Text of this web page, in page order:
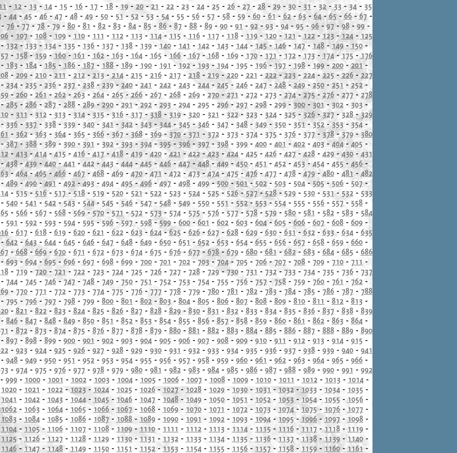
- 12 - 13 - 14 - 15 - 16 - 17 - 18 - 19 - 20 - 21 - 22 - 23 - 24 - 25 - 26 - 27 - 28 - 29 - 30 - 31 - 32 - 33 - 34 - 35
- 44-45 - 46- 47 - 48- 49- 50- 51 - 52- 53 - 54- 55 - 56- 57 - 58- 59- 60- 61 - 62- 63-64-65- 66- 67 -
- 76-77 - 78- 79- 80- 81 - 82- 83 - 84- 85 - 86- 87 - 88- 89- 90- 91 - 92- 93 - 94- 95 - 96- 97 - 98- 99-
- 107- 108- 109- 110- 111 - 112- 113 - 114- 115 - 116- 117 - 118- 119-120- 121 -122-123 -124- 125
- 132- 133 - 134 - 135 - 136 - 137 - 138 - 139 - 140 - 141 - 142 - 143 - 144- 145 - 146- 147- 148 - 149- 150 -
- 158-159- 160- 161 - 162- 163 - 164- 165 - 166- 167 - 168- 169- 170- 171-172- 173 - 174-175 -176
- 183 -184- 185 - 186 - 187 - 188 - 189 - 190 - 191 - 192 - 193 - 194 - 195 - 196-197 - 198 - 199 - 200-201-
- 209- 210- 211 - 212- 213- 214- 215 - 216- 217 - 218- 219-220- 221 - 222-223 - 224- 225 - 226- 227
- 234 - 235 - 236 - 237 - 238 -239 - 240 - 241 - 242 - 243 -244 - 245- 246 - 247 - 248-249- 250 - 251 - 252 -
- 260- 261 - 262- 263- 264- 265-266- 267 - 268- 269- 270- 271 - 272- 273 - 274-275- 276- 277 - 278
-285 - 286 - 287 - 288 - 289-290 - 291 - 292 - 293 - 294 - 295 - 296- 297 - 298 - 299 - 300 - 301 - 302 - 303 -
- 311 - 312- 313 - 314- 315- 316-317 - 318- 319- 320- 321 - 322- 323 - 324- 325 - 326-327-328-329
- 336- 337 - 338 - 339 - 340- 341 - 342 - 343 - 344- 345 - 346 - 347 - 348 - 349 - 350 - 351 -352 -353 - 354-
- 362- 363 - 364- 365 - 366- 367 - 368- 369- 370- 371 - 372- 373 - 374- 375- 376- 377- 378-379- 380
387- 388 - 389 - 390 - 391 - 392 - 393 - 394- 395- 396 - 397 - 398 - 399 - 400 - 401 - 402 - 403-404- 405-
- 413 - 414-415 - 416- 417 - 418- 419- 420-421-422-423 -424- 425 - 426- 427- 428- 429-430-431
438-439 - 440- 441 - 442- 443 - 444 - 445 - 446 -447 - 448-449- 450 - 451 - 452 - 453 -454 - 455 - 456 -
-464-465- 466-467 - 468- 469- 470- 471 - 472-473-474-475-476- 477 - 478-479- 480- 481 -482
-489 -490-491 - 492 - 493 - 494 - 495 -496 - 497 - 498 - 499 -500-501- 502- 503 - 504 - 505- 506 - 507-
-515-516- 517-518- 519- 520- 521 - 522- 523 - 524- 525 - 526-527 -528-529- 530- 531- 532- 533
- 540 - 541 - 542 - 543 - 544- 545 - 546 - 547 - 548 - 549 - 550 - 551 - 552- 553- 554 - 555 - 556 - 557- 558 -
- 566- 567 - 568- 569-570-571 -572- 573 - 574- 575 - 576-577- 578- 579- 580- 581 - 582- 583 - 584
- 591 - 592 - 593 - 594 - 595-596 -597 - 598 -599 - 600 - 601 - 602 - 603 - 604- 605 -606 - 607 - 608 - 609 -
- 617 - 618- 619- 620- 621 - 622- 623 - 624-625- 626- 627 - 628- 629- 630- 631-632- 633- 634- 635
-642 -643 - 644 - 645 - 646 - 647 - 648 - 649 - 650 - 651 - 652 - 653 - 654 - 655 - 656 - 657 - 658 - 659 - 660 -
- 668-669- 670- 671 - 672- 673 - 674- 675 - 676- 677-678- 679- 680- 681 - 682- 683 - 684- 685 - 686
- 693 -694 -695 - 696 - 697 - 698 - 699 - 700 - 701 - 702 -703 - 704 - 705 - 706 - 707 - 708 - 709 - 710 - 711 -
- 719- 720- 721- 722- 723 - 724- 725 - 726- 727 - 728- 729- 730- 731 - 732- 733 - 734- 735 - 736- 737
- 744 - 745 - 746-747 - 748 - 749 - 750 - 751 - 752 - 753 - 754 - 755 - 756 - 757 -758 - 759 - 760 - 761 - 762 -
- 770- 771 - 772- 773 - 774- 775 - 776- 777 - 778- 779- 780- 781 - 782- 783 - 784- 785 - 786- 787 - 788
- 795 - 796 - 797 - 798 - 799 - 800 - 801 - 802 - 803 - 804 - 805 - 806 - 807 - 808 - 809 - 810 - 811 - 812 - 813 -
- 821 - 822- 823 - 824- 825 - 826- 827 - 828- 829- 830- 831 - 832- 833 - 834- 835 - 836- 837 - 838- 839
- 846 - 847 - 848 - 849 - 850 - 851 - 852 - 853 - 854 - 855 - 856 - 857 - 858 - 859 - 860 - 861 - 862 - 863 - 864 -
- 872- 873 - 874- 875 - 876- 877 - 878- 879- 880- 881 - 882- 883 - 884- 885 - 886- 887 - 888- 889- 890
- 897 - 898 - 899 - 900 - 901 - 902 - 903 - 904 - 905 - 906 - 907 - 908 - 909 - 910 - 911 - 912 - 913 - 914 - 915 -
- 923 - 924- 925 - 926- 927 - 928- 929- 930- 931 - 932- 933 - 934- 935 - 936- 937 - 938- 939- 940- 941
- 948 - 949 - 950 - 951 - 952 - 953 - 954 - 955 - 956 - 957 - 958 - 959 - 960 - 961 - 962 - 963 - 964 - 965 - 966 -
- 974- 975 - 976- 977 - 978- 979- 980- 981 - 982- 983 - 984- 985 - 986- 987 - 988- 989- 990- 991 - 992
999- 1000- 1001 - 1002- 1003 - 1004- 1005 - 1006- 1007 - 1008- 1009- 1010- 1011 - 1012- 1013 - 1014-
1020 - 1021 - 1022 -1023- 1024 - 1025 - 1026 -1027-1028 - 1029 - 1030 - 1031 -1032-1033 - 1034 - 1035 -
1041 - 1042 - 1043 - 1044 - 1045 - 1046 - 1047 - 1048 - 1049 - 1050 - 1051 - 1052 - 1053 -1054 - 1055 -1056 -
1062 - 1063 - 1064 - 1065 - 1066 - 1067 - 1068 - 1069 - 1070 - 1071 - 1072 - 1073 - 1074 - 1075- 1076 - 1077 -
1083 - 1084 - 1085 - 1086 - 1087 - 1088 - 1089 - 1090 - 1091 - 1092 - 1093 - 1094 - 1095- 1096 - 1097 - 1098 -
1104 - 1105 - 1106 - 1107 - 1108 - 1109 - 1110 - 1111 - 1112 - 1113 - 1114 - 1115 - 1116 - 1117 -1118 - 1119 -
1125-1126 - 1127 - 1128 - 1129 - 1130 - 1131 - 1132 - 1133 - 1134 - 1135 - 1136 - 1137 - 1138 -1139 - 1140 -
1146 - 1147 - 1148 - 1149 - 1150 - 1151 - 1152 - 1153 - 1154 - 1155 - 1156 - 1157 - 1158 - 1159 - 1160 -1161 -